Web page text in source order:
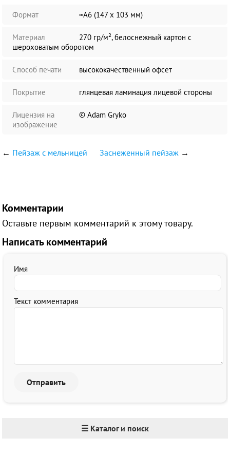
Формат ≈А6 (147 х 103 мм)
Материал
270 гр/м², белоснежный картон с
шероховатым оборотом
Способ печати высококачественный офсет
Покрытие глянцевая ламинация лицевой стороны
Лицензия на
изображение
© Adam Gryko
← Пейзаж с мельницей Заснеженный пейзаж →
Комментарии
Оставьте первым комментарий к этому товару.
Написать комментарий
Имя
Текст комментария
☰ Каталог и поиск